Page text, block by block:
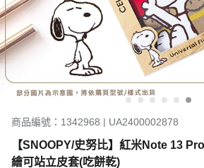
商品編號：1342968 | UA2400002878
【SNOOPY/史努比】紅米Note 13
繪可站立皮套(吃餅乾)